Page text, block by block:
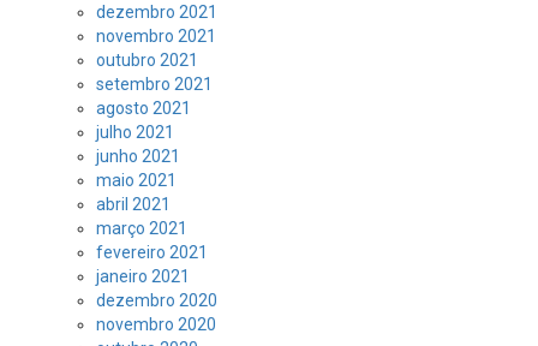
dezembro 2021
novembro 2021
outubro 2021
setembro 2021
agosto 2021
julho 2021
junho 2021
maio 2021
abril 2021
março 2021
fevereiro 2021
janeiro 2021
dezembro 2020
novembro 2020